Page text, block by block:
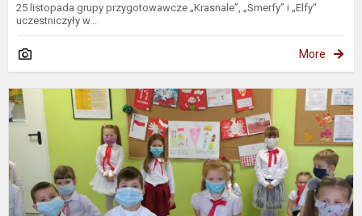
25 listopada grupy przygotowawcze „Krasnale”, „Smerfy” i „Elfy“
uczestniczyły w...
More